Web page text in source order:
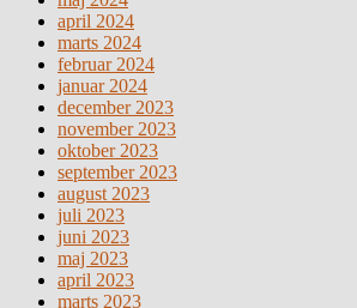
april 2024
marts 2024
februar 2024
januar 2024
december 2023
november 2023
oktober 2023
september 2023
august 2023
juli 2023
juni 2023
maj 2023
april 2023
marts 2023